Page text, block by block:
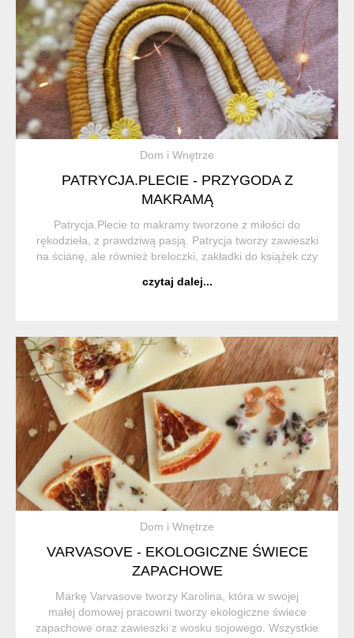
Dom i Wnętrze
PATRYCJA.PLECIE - PRZYGODA Z
MAKRAMĄ
Patrycja.Plecie to makramy tworzone z miłości do
rękodzieła, z prawdziwą pasją. Patrycja tworzy zawieszki
na ścianę, ale również breloczki, zakładki do książek czy
dopracowany i wykończony z należytą czuł...
czytaj dalej...
Dom i Wnętrze
VARVASOVE - EKOLOGICZNE ŚWIECE
ZAPACHOWE
Markę Varvasove tworzy Karolina, która w swojej
małej domowej pracowni tworzy ekologiczne świece
zapachowe oraz zawieszki z wosku sojowego. Wszystkie